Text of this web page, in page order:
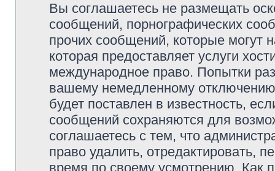
Вы соглашаетесь не размещать
сообщений, порнографических
прочих сообщений, которые могут
которая предоставляет услуги
международное право. Попытки
вашему немедленному
будет поставлен в известность,
сообщений сохраняются для
соглашаетесь с тем, что
право удалить, отредактировать,
время по своему усмотрению. Как